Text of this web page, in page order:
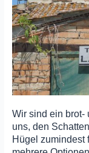
Wir sind ein brot-
uns, den
Hügel zumindest